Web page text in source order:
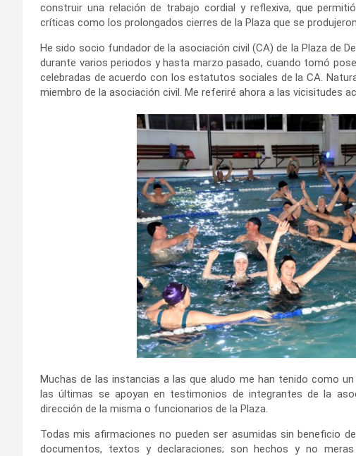
construir una relación de trabajo cordial y reflexiva, que
críticas como los prolongados cierres de la Plaza que se
He sido socio fundador de la asociación civil (CA) de la Plaza de
durante varios periodos y hasta marzo pasado, cuando tomó
celebradas de acuerdo con los estatutos sociales de la CA.
miembro de la asociación civil. Me referiré ahora a las vicisitudes
Muchas de las instancias a las que aludo me han tenido como
las últimas se apoyan en testimonios de integrantes de la
dirección de la misma o funcionarios de la Plaza.
Todas mis afirmaciones no pueden ser asumidas sin beneficio
documentos, textos y declaraciones; son hechos y no